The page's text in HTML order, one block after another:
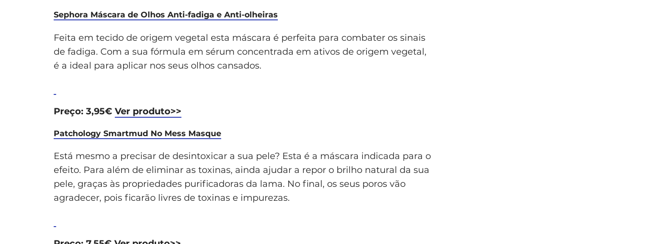
Sephora Máscara de Olhos Anti-fadiga e Anti-olheiras
Feita em tecido de origem vegetal esta máscara é perfeita para combater os sinais
de fadiga. Com a sua fórmula em sérum concentrada em ativos de origem vegetal,
é a ideal para aplicar nos seus olhos cansados.
Preço: 3,95€ Ver produto>>
Patchology Smartmud No Mess Masque
Está mesmo a precisar de desintoxicar a sua pele? Esta é a máscara indicada para o
efeito. Para além de eliminar as toxinas, ainda ajudar a repor o brilho natural da sua
pele, graças às propriedades purificadoras da lama. No final, os seus poros vão
agradecer, pois ficarão livres de toxinas e impurezas.